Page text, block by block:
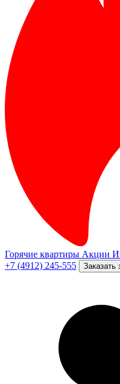
Горячие квартиры Акции
+7 (4912) 245-555
Заказать